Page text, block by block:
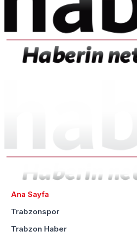
Ana Sayfa
Trabzonspor
Trabzon Haber